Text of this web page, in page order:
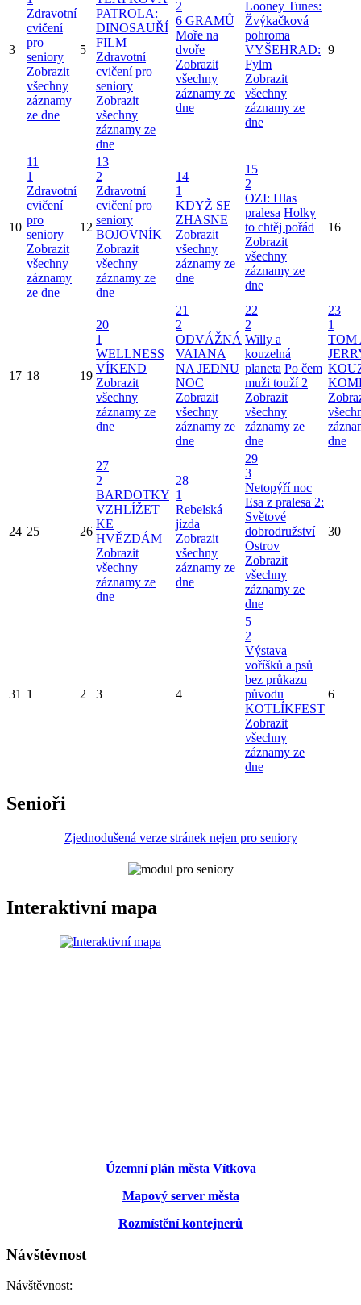
3
Zdravotní
cvičení
pro
seniory
Zobrazit
všechny
záznamy
ze dne
5
PATROLA:
DINOSAUŘÍ
FILM
Zdravotní
cvičení pro
seniory
Zobrazit
všechny
záznamy ze
dne
2
6 GRAMŮ
Moře na
dvoře
Zobrazit
všechny
záznamy ze
dne
Looney Tunes:
Žvýkačková
pohroma
VYŠEHRAD:
Fylm
Zobrazit
všechny
záznamy ze
dne
9
10
11
1
Zdravotní
cvičení
pro
seniory
Zobrazit
všechny
záznamy
ze dne
12
13
2
Zdravotní
cvičení pro
seniory
BOJOVNÍK
Zobrazit
všechny
záznamy ze
dne
14
1
KDYŽ SE
ZHASNE
Zobrazit
všechny
záznamy ze
dne
15
2
OZI: Hlas
pralesa Holky
to chtěj pořád
Zobrazit
všechny
záznamy ze
dne
16
17 18 19
20
1
WELLNESS
VÍKEND
Zobrazit
všechny
záznamy ze
dne
21
2
ODVÁŽNÁ
VAIANA
NA JEDNU
NOC
Zobrazit
všechny
záznamy ze
dne
22
2
Willy a
kouzelná
planeta Po čem
muži touží 2
Zobrazit
všechny
záznamy ze
dne
23
1
TOM
dne
24 25 26
27
2
BARDOTKY
VZHLÍŽET
KE
HVĚZDÁM
Zobrazit
všechny
záznamy ze
dne
28
1
Rebelská
jízda
Zobrazit
všechny
záznamy ze
dne
29
3
Netopýří noc
Esa z pralesa 2:
Světové
dobrodružství
Ostrov
Zobrazit
všechny
záznamy ze
dne
30
31 1 2 3 4
5
2
Výstava
voříšků a psů
bez průkazu
původu
KOTLÍKFEST
Zobrazit
všechny
záznamy ze
dne
6
Senioři
Zjednodušená verze stránek nejen pro seniory
Interaktivní mapa
Územní plán města Vítkova
Mapový server města
Rozmístění kontejnerů
Návštěvnost
Návštěvnost: